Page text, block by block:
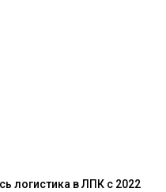
логистика в ЛПК с 2022